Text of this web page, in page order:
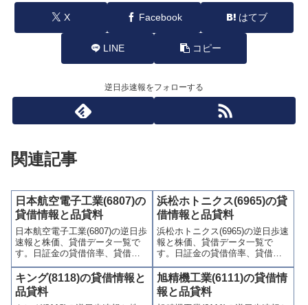
X Facebook はてブ
LINE コピー
逆日歩速報をフォローする
関連記事
日本航空電子工業(6807)の
貸借情報と品貸料
日本航空電子工業(6807)の逆日歩
速報と株価、貸借データ一覧で
す。日証金の貸借倍率、貸借残
(信用買残、信用売残)、品貸料
(逆日歩)、東証の週末残高、規制
(注意喚起・申込停止)など、空売
り関連情報を集計し、図解でわ
浜松ホトニクス(6965)の貸
借情報と品貸料
浜松ホトニクス(6965)の逆日歩速
報と株価、貸借データ一覧で
す。日証金の貸借倍率、貸借残
(信用買残、信用売残)、品貸料
(逆日歩)、東証の週末残高、規制
(注意喚起・申込停止)など、空売
り関連情報を集計し、図解でわ
キング(8118)の貸借情報と
品貸料
旭精機工業(6111)の貸借情
報と品貸料